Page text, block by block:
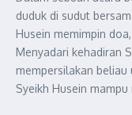
duduk di sudut
Husein memimpin
Menyadari kehadiran
mempersilakan beliau
Syeikh Husein